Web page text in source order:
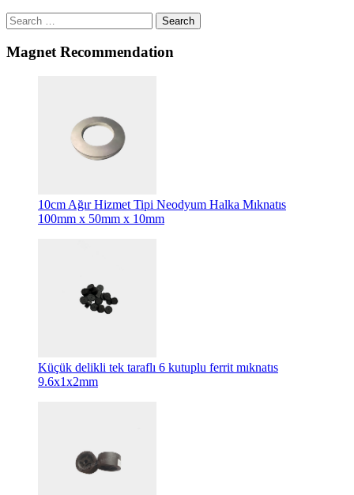
Search
Magnet Recommendation
10cm Ağır Hizmet Tipi Neodyum Halka Mıknatıs
100mm x 50mm x 10mm
Küçük delikli tek taraflı 6 kutuplu ferrit mıknatıs
9.6x1x2mm